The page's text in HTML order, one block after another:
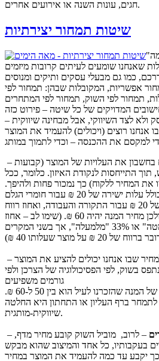
חגים, עונות השנה או אירועים אחרים.
שיטות תמחור יצירתיות
"כמה שווה המוצר שלי" או "כמה
שאנחנו שומעים לעיתים קרובות מיזמים
אפשריות, המקובלות שבהן: תמחור לפי
המדויקים של כל שיטה – פירוט כזה
ולא לצד השיווקי, אבל מבחינה שיווקית –
רוצים (ויכולים) להעמיד את המוצר
– בחשבון את העלויות של המוצר (קבועות
התייחסות לנקודת האיזון. כלומר, ככל
את המחיר ללקוח) כך נמכור פחות ולהיפך.
למשל, מחיר מנה במסעדה כולל עלות ישירה של 20 ₪ עבור חומרי הגלם
של המנה, עלויות עקיפות של 20 ₪ עבור התקורה והעבודה, ואחוז רווח
מבוקש – למשל 50% – ולכן מחיר המנה יהיה 60 ₪. (שימו לב – אחוז
הרווח כאן הוא 50% "מלמטה" או 33% "מלמעלה", אך בשני המקרים
– שבו אנחנו יכולים להציע את המוצר
בשוק, לפי הפסיכולוגיה של הצרכן ולפי
גורמים משפיעים
בשוק. המחיר הנתפס של המנה שהזכרנו לעיל הוא בין 50 ל-60 ₪.
ברף העליון או התחתון היא החלטה
שיווקית-מותגית.
– – לרוב, מוביל השוק קובע מחיר מדף,
בעקבותיו, כל אחד והמיצוב שהוא מבקש
יקבע עד כמה להעמיד את המוצר במחיר